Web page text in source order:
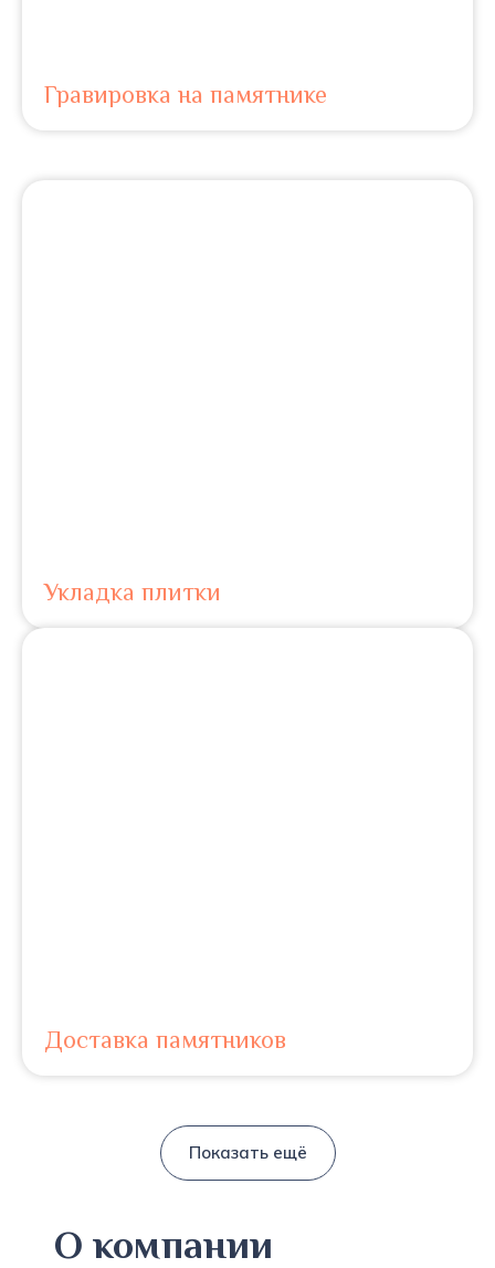
Гравировка на памятнике
Укладка плитки
Доставка памятников
Показать ещё
О компании